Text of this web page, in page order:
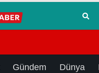
Gündem Dünya